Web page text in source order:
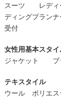
スーツ
レデ
ディングプランナ
受付
女性用基本スタイ
ジャケット
テキスタイル
ウール ポリエ